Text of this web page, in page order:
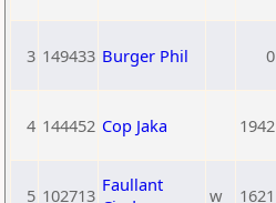
3 149433 Burger Phil 0
4 144452 Cop Jaka 1942
5 102713 Faullant
w 1621